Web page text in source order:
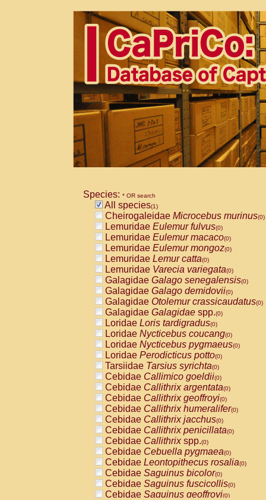
Species: * OR search
All species(1)
Cheirogaleidae Microcebus murinus(0)
Lemuridae Eulemur fulvus(0)
Lemuridae Eulemur macaco(0)
Lemuridae Eulemur mongoz(0)
Lemuridae Lemur catta(0)
Lemuridae Varecia variegata(0)
Galagidae Galago senegalensis(0)
Galagidae Galago demidovii(0)
Galagidae Otolemur crassicaudatus(0)
Galagidae Galagidae spp.(0)
Loridae Loris tardigradus(0)
Loridae Nycticebus coucang(0)
Loridae Nycticebus pygmaeus(0)
Loridae Perodicticus potto(0)
Tarsiidae Tarsius syrichta(0)
Cebidae Callimico goeldii(0)
Cebidae Callithrix argentata(0)
Cebidae Callithrix geoffroyi(0)
Cebidae Callithrix humeralifer(0)
Cebidae Callithrix jacchus(0)
Cebidae Callithrix penicillata(0)
Cebidae Callithrixspp.(0)
Cebidae Cebuella pygmaea(0)
Cebidae Leontopithecus rosalia(0)
Cebidae Saguinus bicolor(0)
Cebidae Saguinus fuscicollis(0)
Cebidae Saguinus geoffroyi(0)